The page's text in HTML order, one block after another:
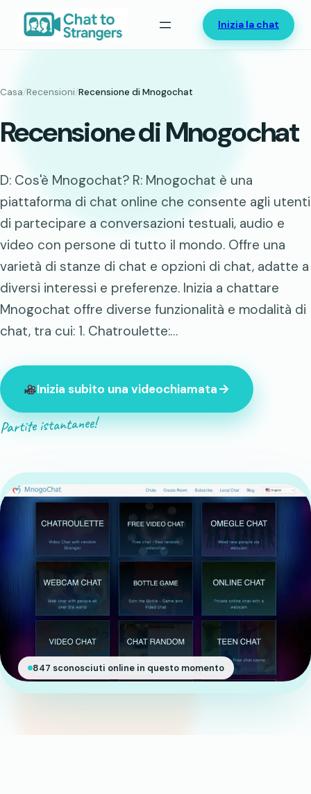
contenuto
Inizia la chat
Casa/Recensioni/Recensione di Mnogochat
Recensione di Mnogochat
D: Cos'è Mnogochat? R: Mnogochat è una
piattaforma di chat online che consente agli utenti
di partecipare a conversazioni testuali, audio e
video con persone di tutto il mondo. Offre una
varietà di stanze di chat e opzioni di chat, adatte a
diversi interessi e preferenze. Inizia a chattare
Mnogochat offre diverse funzionalità e modalità di
chat, tra cui: 1. Chatroulette:…
Inizia subito una videochiamata
Partite istantanee!
847 sconosciuti online in questo momento